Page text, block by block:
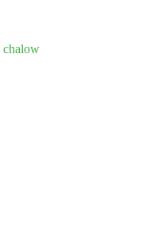
chalow